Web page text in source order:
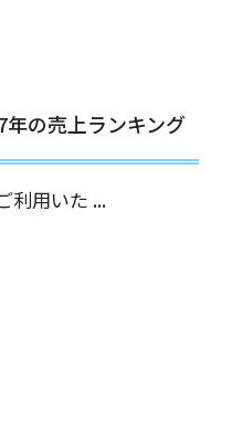
の売上ランキング
利用いた ...